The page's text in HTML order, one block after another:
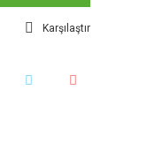
Karşılaştır